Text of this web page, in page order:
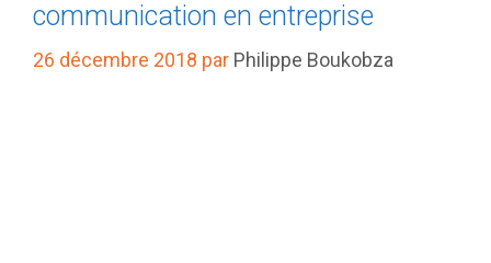
communication en entreprise
26 décembre 2018 par Philippe Boukobza